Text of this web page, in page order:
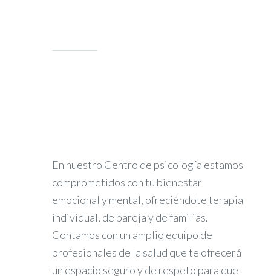
En nuestro Centro de psicología estamos
comprometidos con tu bienestar
emocional y mental, ofreciéndote terapia
individual, de pareja y de familias.
Contamos con un amplio equipo de
profesionales de la salud que te ofrecerá
un espacio seguro y de respeto para que